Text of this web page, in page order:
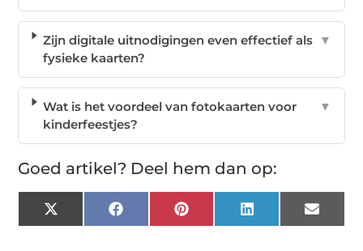
Zijn digitale uitnodigingen even effectief als
fysieke kaarten?
▼
Wat is het voordeel van fotokaarten voor
kinderfeestjes?
▼
Goed artikel? Deel hem dan op:
X
(Twitter)
Facebook Pinterest LinkedIn Email